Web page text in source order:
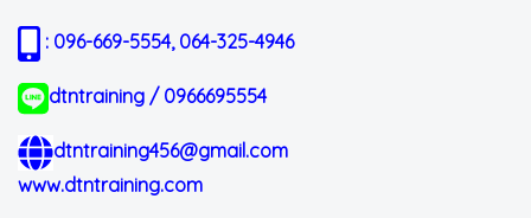
: 096-669-5554, 064-325-4946
dtntraining / 0966695554
dtntraining456@gmail.com
www.dtntraining.com